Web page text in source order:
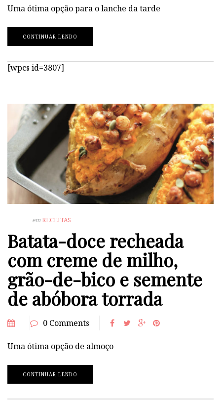
Uma ótima opção para o lanche da tarde
CONTINUAR LENDO
[wpcs id=3807]
emRECEITAS
Batata-doce recheada
com creme de milho,
grão-de-bico e semente
de abóbora torrada
0 Comments
Uma ótima opção de almoço
CONTINUAR LENDO